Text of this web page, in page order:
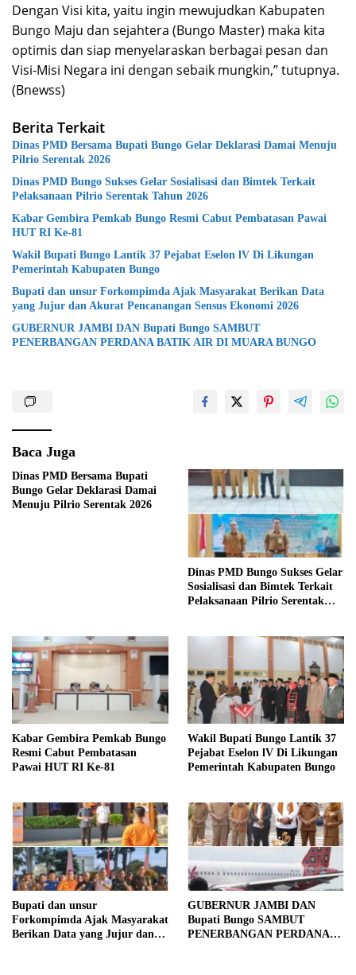
Dengan Visi kita, yaitu ingin mewujudkan Kabupaten
Bungo Maju dan sejahtera (Bungo Master) maka kita
optimis dan siap menyelaraskan berbagai pesan dan
Visi-Misi Negara ini dengan sebaik mungkin,” tutupnya.
(Bnewss)
Berita Terkait
Dinas PMD Bersama Bupati Bungo Gelar Deklarasi Damai Menuju
Pilrio Serentak 2026
Dinas PMD Bungo Sukses Gelar Sosialisasi dan Bimtek Terkait
Pelaksanaan Pilrio Serentak Tahun 2026
Kabar Gembira Pemkab Bungo Resmi Cabut Pembatasan Pawai
HUT RI Ke-81
Wakil Bupati Bungo Lantik 37 Pejabat Eselon lV Di Likungan
Pemerintah Kabupaten Bungo
Bupati dan unsur Forkompimda Ajak Masyarakat Berikan Data
yang Jujur dan Akurat Pencanangan Sensus Ekonomi 2026
GUBERNUR JAMBI DAN Bupati Bungo SAMBUT
PENERBANGAN PERDANA BATIK AIR DI MUARA BUNGO
Baca Juga
Dinas PMD Bersama Bupati
Bungo Gelar Deklarasi Damai
Menuju Pilrio Serentak 2026
Dinas PMD Bungo Sukses Gelar
Sosialisasi dan Bimtek Terkait
Pelaksanaan Pilrio Serentak
Kabar Gembira Pemkab Bungo
Resmi Cabut Pembatasan
Pawai HUT RI Ke-81
Wakil Bupati Bungo Lantik 37
Pejabat Eselon lV Di Likungan
Pemerintah Kabupaten Bungo
Bupati dan unsur
Forkompimda Ajak Masyarakat
Berikan Data yang Jujur dan
GUBERNUR JAMBI DAN
Bupati Bungo SAMBUT
PENERBANGAN PERDANA